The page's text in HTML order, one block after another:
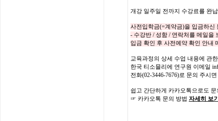
개강 일주일 전까지 수강료를 완
사전입학금(=계약금)을 입금하신
- 수강반 /성함 / 연락처를 메일을
입금 확인 후 사전예약 확인 안내
교육과정의 상세 수업 내용에 관한
한국 티소믈리에 연구원 이메일
전화(02-3446-7676)로 문의 주시면
쉽고 간단하게 카카오톡으로도
☞ 카카오톡 문의 방법 자세히 보